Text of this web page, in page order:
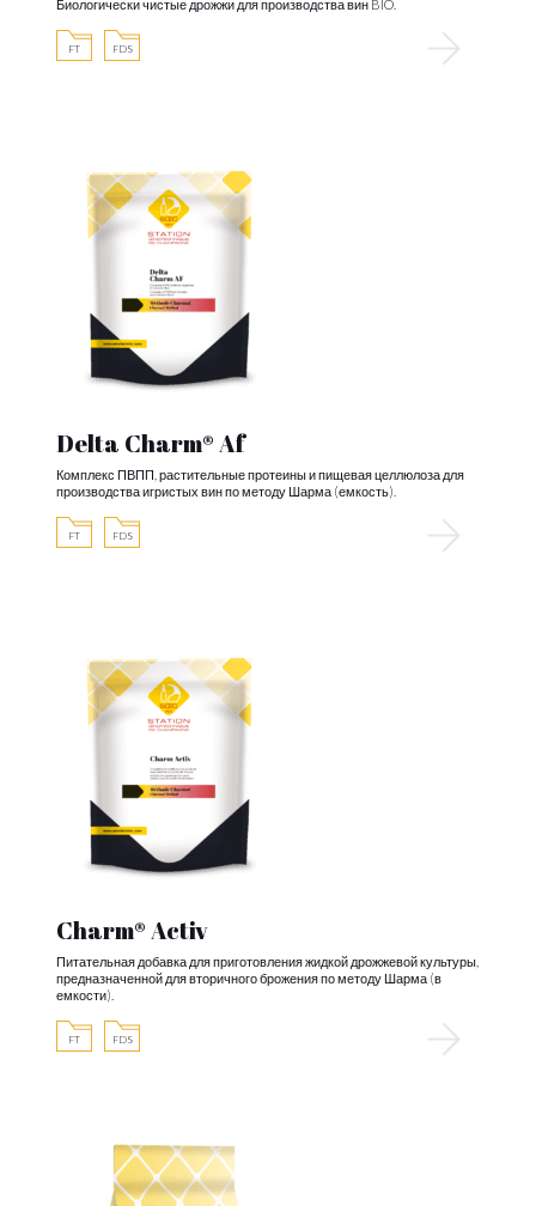
Биологически чистые дрожжи для производства вин BIO.
FT FDS
Delta Charm® Af
Комплекс ПВПП, растительные протеины и пищевая целлюлоза для
производства игристых вин по методу Шарма (емкость).
FT FDS
Charm® Activ
Питательная добавка для приготовления жидкой дрожжевой культуры,
предназначенной для вторичного брожения по методу Шарма (в
емкости).
FT FDS